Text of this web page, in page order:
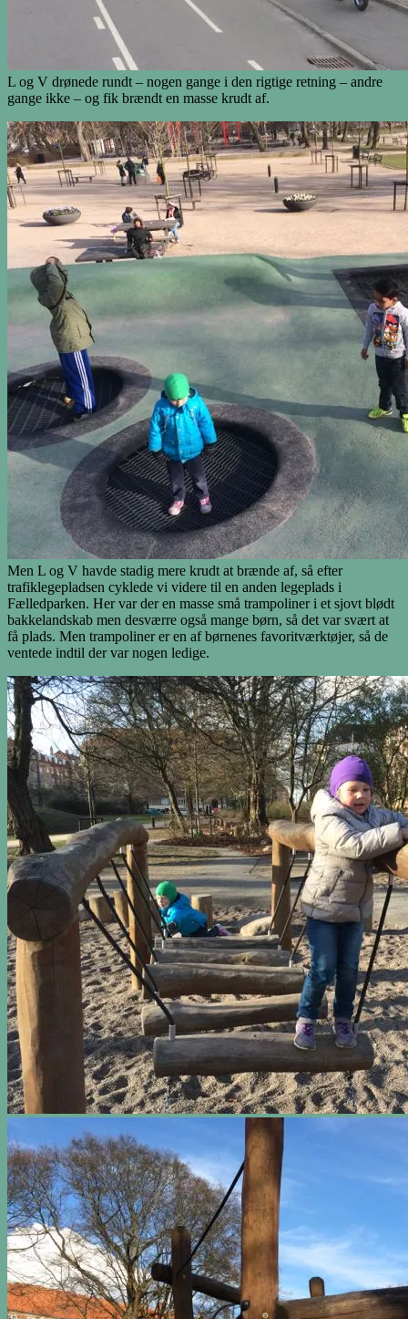
L og V drønede rundt – nogen gange i den rigtige retning – andre
gange ikke – og fik brændt en masse krudt af.
Men L og V havde stadig mere krudt at brænde af, så efter
trafiklegepladsen cyklede vi videre til en anden legeplads i
Fælledparken. Her var der en masse små trampoliner i et sjovt blødt
bakkelandskab men desværre også mange børn, så det var svært at
få plads. Men trampoliner er en af børnenes favoritværktøjer, så de
ventede indtil der var nogen ledige.